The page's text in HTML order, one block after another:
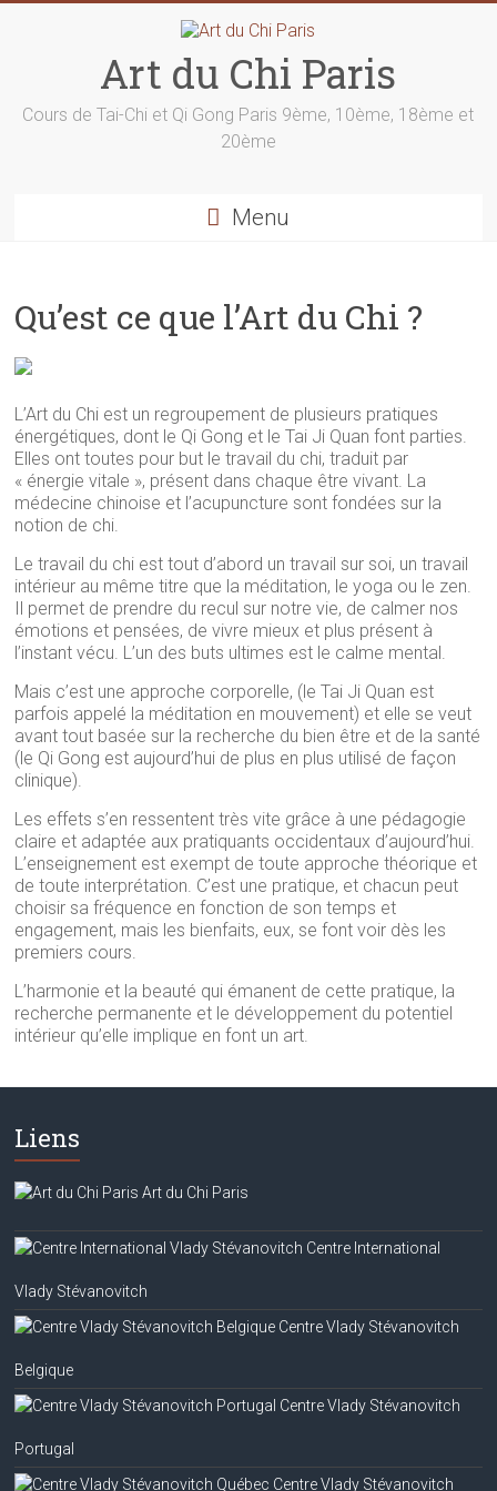
Art du Chi Paris
Cours de Tai-Chi et Qi Gong Paris 9ème, 10ème, 18ème et
20ème
Menu
Qu’est ce que l’Art du Chi ?
L’Art du Chi est un regroupement de plusieurs pratiques
énergétiques, dont le Qi Gong et le Tai Ji Quan font parties.
Elles ont toutes pour but le travail du chi, traduit par
« énergie vitale », présent dans chaque être vivant. La
médecine chinoise et l’acupuncture sont fondées sur la
notion de chi.
Le travail du chi est tout d’abord un travail sur soi, un travail
intérieur au même titre que la méditation, le yoga ou le zen.
Il permet de prendre du recul sur notre vie, de calmer nos
émotions et pensées, de vivre mieux et plus présent à
l’instant vécu. L’un des buts ultimes est le calme mental.
Mais c’est une approche corporelle, (le Tai Ji Quan est
parfois appelé la méditation en mouvement) et elle se veut
avant tout basée sur la recherche du bien être et de la santé
(le Qi Gong est aujourd’hui de plus en plus utilisé de façon
clinique).
Les effets s’en ressentent très vite grâce à une pédagogie
claire et adaptée aux pratiquants occidentaux d’aujourd’hui.
L’enseignement est exempt de toute approche théorique et
de toute interprétation. C’est une pratique, et chacun peut
choisir sa fréquence en fonction de son temps et
engagement, mais les bienfaits, eux, se font voir dès les
premiers cours.
L’harmonie et la beauté qui émanent de cette pratique, la
recherche permanente et le développement du potentiel
intérieur qu’elle implique en font un art.
Liens
Art du Chi Paris
Centre International
Vlady Stévanovitch
Centre Vlady Stévanovitch
Belgique
Centre Vlady Stévanovitch
Portugal
Centre Vlady Stévanovitch